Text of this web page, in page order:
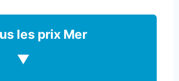
les prix Mer
▼